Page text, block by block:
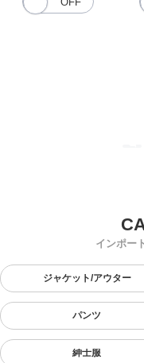
インポー
ジャケット/アウター
パンツ
紳士服